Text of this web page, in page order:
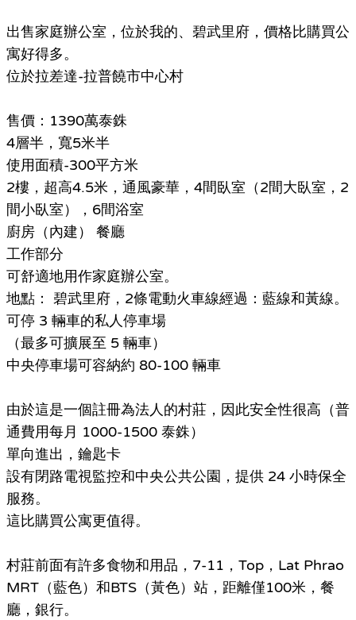
出售家庭辦公室，位於我的、碧武里府，價格比購買公
寓好得多。
位於拉差達-拉普饒市中心村
售價：1390萬泰銖
4層半，寬5米半
使用面積-300平方米
2樓，超高4.5米，通風豪華，4間臥室（2間大臥室，2
間小臥室），6間浴室
廚房（內建） 餐廳
工作部分
可舒適地用作家庭辦公室。
地點： 碧武里府，2條電動火車線經過：藍線和黃線。
可停 3 輛車的私人停車場
（最多可擴展至 5 輛車）
中央停車場可容納約 80-100 輛車
由於這是一個註冊為法人的村莊，因此安全性很高（普
通費用每月 1000-1500 泰銖）
單向進出，鑰匙卡
設有閉路電視監控和中央公共公園，提供 24 小時保全
服務。
這比購買公寓更值得。
村莊前面有許多食物和用品，7-11，Top，Lat Phrao
MRT（藍色）和BTS（黃色）站，距離僅100米，餐
廳，銀行。